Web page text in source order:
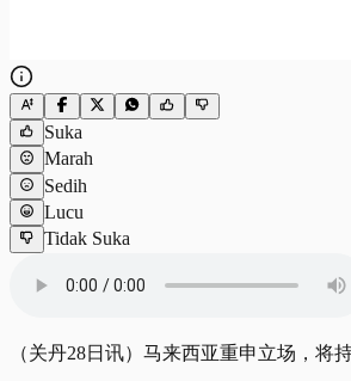
Suka
Marah
Sedih
Lucu
Tidak Suka
（关丹28日讯）马来西亚重申立场，